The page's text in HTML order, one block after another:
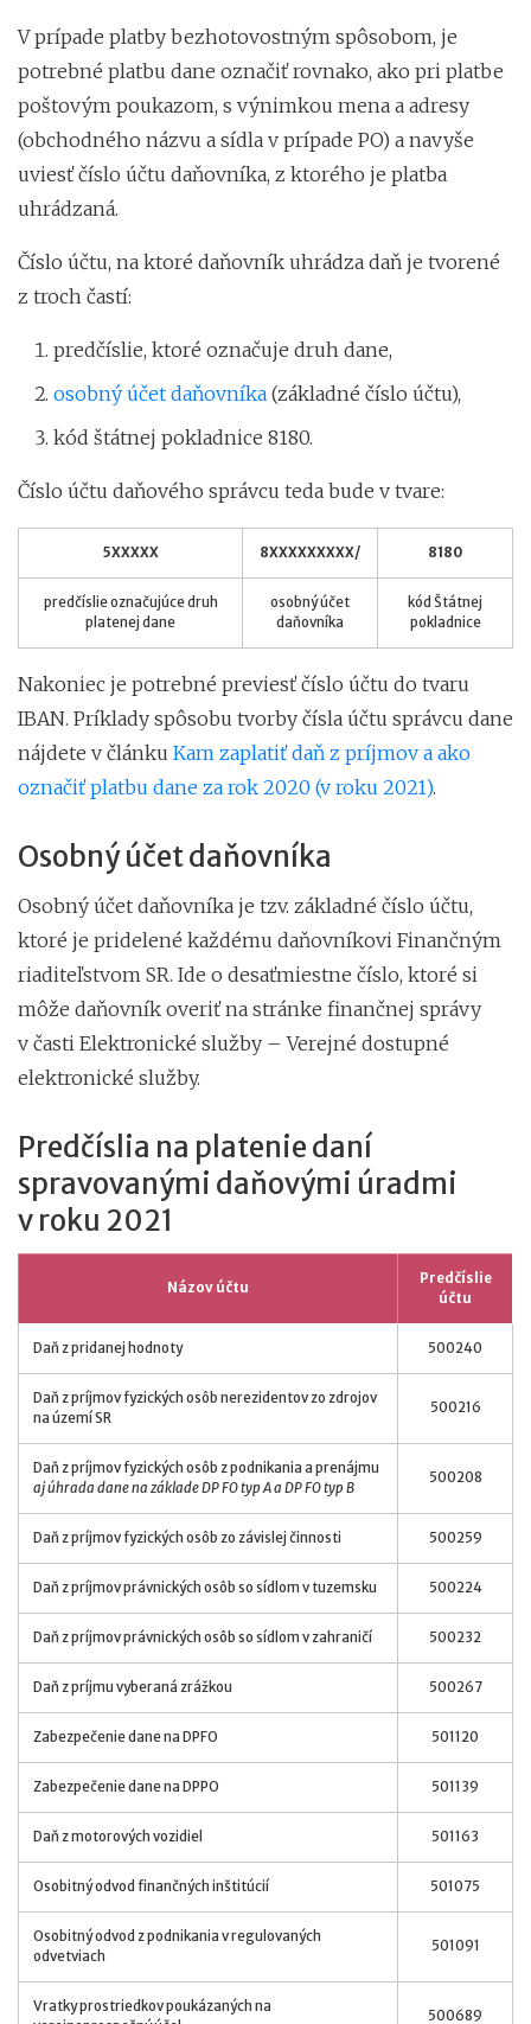
V prípade platby bezhotovostným spôsobom, je
potrebné platbu dane označiť rovnako, ako pri platbe
poštovým poukazom, s výnimkou mena a adresy
(obchodného názvu a sídla v prípade PO) a navyše
uviesť číslo účtu daňovníka, z ktorého je platba
uhrádzaná.
Číslo účtu, na ktoré daňovník uhrádza daň je tvorené
z troch častí:
predčíslie, ktoré označuje druh dane,
osobný účet daňovníka (základné číslo účtu),
kód štátnej pokladnice 8180.
Číslo účtu daňového správcu teda bude v tvare:
5XXXXX 8XXXXXXXXX/ 8180
predčíslie označujúce druh
platenej dane
osobný účet
daňovníka
kód Štátnej
pokladnice
Nakoniec je potrebné previesť číslo účtu do tvaru
IBAN. Príklady spôsobu tvorby čísla účtu správcu dane
nájdete v článku Kam zaplatiť daň z príjmov a ako
označiť platbu dane za rok 2020 (v roku 2021).
Osobný účet daňovníka
Osobný účet daňovníka je tzv. základné číslo účtu,
ktoré je pridelené každému daňovníkovi Finančným
riaditeľstvom SR. Ide o desaťmiestne číslo, ktoré si
môže daňovník overiť na stránke finančnej správy
v časti Elektronické služby – Verejné dostupné
elektronické služby.
Predčíslia na platenie daní
spravovanými daňovými úradmi
v roku 2021
Názov účtu
Predčíslie
účtu
Daň z pridanej hodnoty 500240
Daň z príjmov fyzických osôb nerezidentov zo zdrojov
na území SR
500216
Daň z príjmov fyzických osôb z podnikania a prenájmu
aj úhrada dane na základe DP FO typ A a DP FO typ B
500208
Daň z príjmov fyzických osôb zo závislej činnosti 500259
Daň z príjmov právnických osôb so sídlom v tuzemsku 500224
Daň z príjmov právnických osôb so sídlom v zahraničí 500232
Daň z príjmu vyberaná zrážkou 500267
Zabezpečenie dane na DPFO 501120
Zabezpečenie dane na DPPO 501139
Daň z motorových vozidiel 501163
Osobitný odvod finančných inštitúcií 501075
Osobitný odvod z podnikania v regulovaných
odvetviach
501091
Vratky prostriedkov poukázaných na
500689